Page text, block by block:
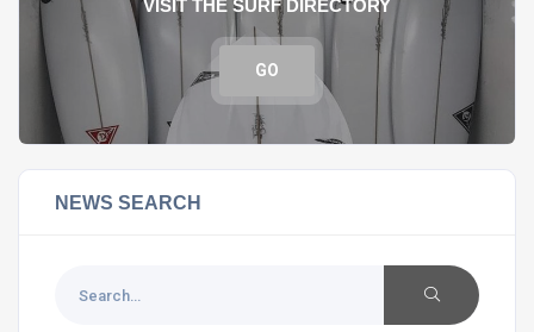
VISIT THE SURF DIRECTORY
GO
NEWS SEARCH